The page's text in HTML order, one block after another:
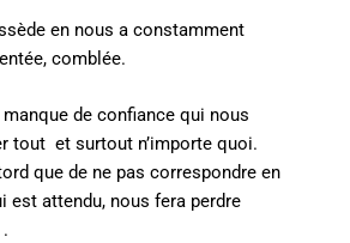
en nous a constamment
comblée.
de confiance qui nous
tout et surtout n’importe quoi.
que de ne pas correspondre en
est attendu, nous fera perdre